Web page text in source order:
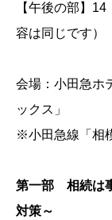
【午後の部】
容は同じです）
会場：小田急ホ
ックス」
※小田急線「相
第一部 相続は
対策～